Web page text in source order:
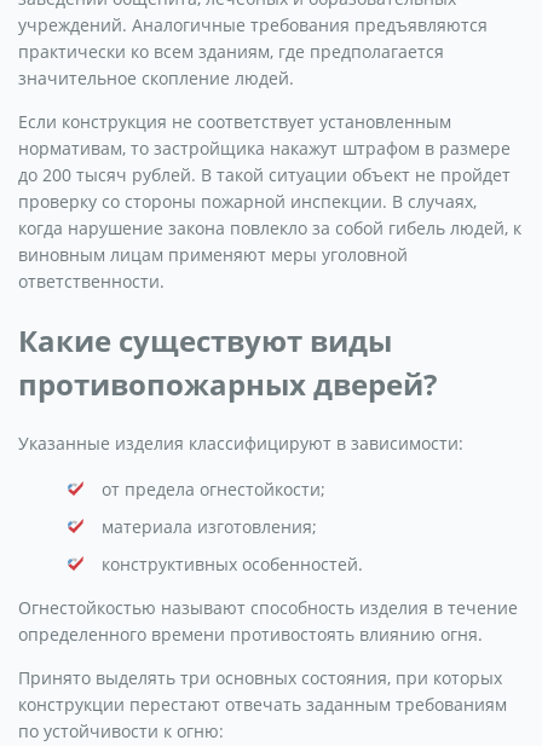
учреждений. Аналогичные требования предъявляются
практически ко всем зданиям, где предполагается
значительное скопление людей.
Если конструкция не соответствует установленным
нормативам, то застройщика накажут штрафом в размере
до 200 тысяч рублей. В такой ситуации объект не пройдет
проверку со стороны пожарной инспекции. В случаях,
когда нарушение закона повлекло за собой гибель людей, к
виновным лицам применяют меры уголовной
ответственности.
Какие существуют виды
противопожарных дверей?
Указанные изделия классифицируют в зависимости:
от предела огнестойкости;
материала изготовления;
конструктивных особенностей.
Огнестойкостью называют способность изделия в течение
определенного времени противостоять влиянию огня.
Принято выделять три основных состояния, при которых
конструкции перестают отвечать заданным требованиям
по устойчивости к огню: